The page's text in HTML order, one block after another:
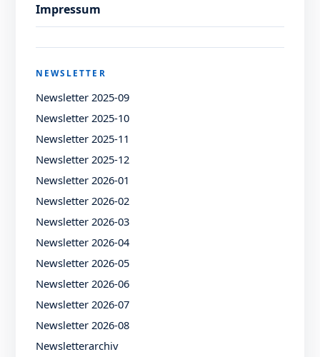
Impressum
NEWSLETTER
Newsletter 2025-09
Newsletter 2025-10
Newsletter 2025-11
Newsletter 2025-12
Newsletter 2026-01
Newsletter 2026-02
Newsletter 2026-03
Newsletter 2026-04
Newsletter 2026-05
Newsletter 2026-06
Newsletter 2026-07
Newsletter 2026-08
Newsletterarchiv